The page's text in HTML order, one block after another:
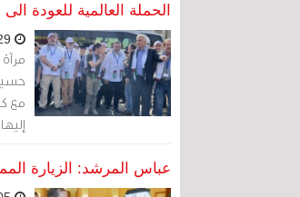
الحملة العالمية
مع
إليها.
عباس المرشد: الزيارة